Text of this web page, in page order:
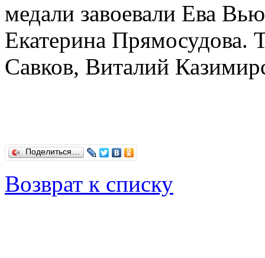
медали завоевали Ева
Екатерина Прямосудова.
Савков, Виталий
Поделиться…
Возврат к списку